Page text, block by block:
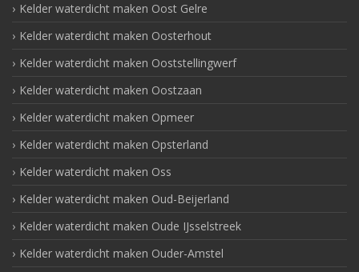
Kelder waterdicht maken Oost Gelre
Kelder waterdicht maken Oosterhout
Kelder waterdicht maken Ooststellingwerf
Kelder waterdicht maken Oostzaan
Kelder waterdicht maken Opmeer
Kelder waterdicht maken Opsterland
Kelder waterdicht maken Oss
Kelder waterdicht maken Oud-Beijerland
Kelder waterdicht maken Oude IJsselstreek
Kelder waterdicht maken Ouder-Amstel